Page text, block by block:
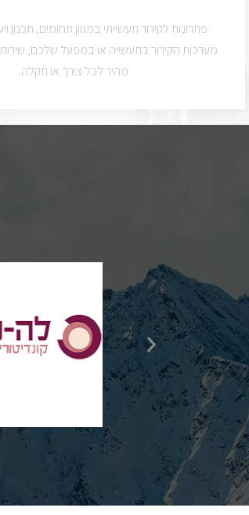
פתרונות לקירור תעשייתי במגוון תחומים, תכנון
מערכות הקירור בתעשייה או במפעל שלכם,
מהיר לכל צורך או תקלה.